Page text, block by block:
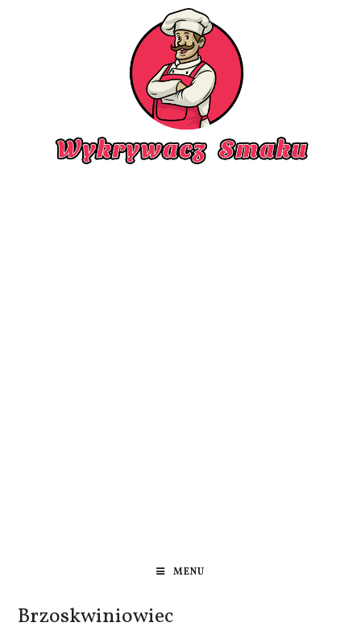
MENU
Brzoskwiniowiec